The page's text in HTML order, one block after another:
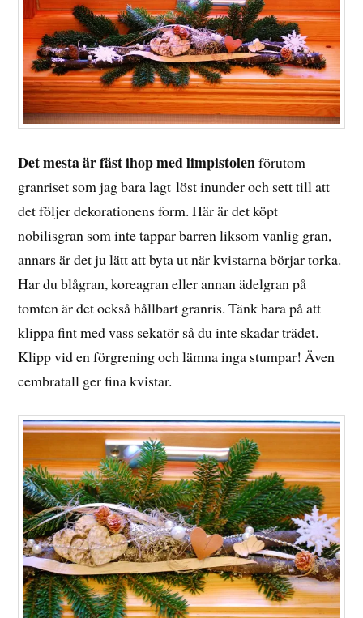
Det mesta är fäst ihop med limpistolenförutom
granriset som jag bara lagt löst inunder och sett till att
det följer dekorationens form. Här är det köpt
nobilisgran som inte tappar barren liksom vanlig gran,
annars är det ju lätt att byta ut när kvistarna börjar torka.
Har du blågran, koreagran eller annan ädelgran på
tomten är det också hållbart granris. Tänk bara på att
klippa fint med vass sekatör så du inte skadar trädet.
Klipp vid en förgrening och lämna inga stumpar! Även
cembratall ger fina kvistar.